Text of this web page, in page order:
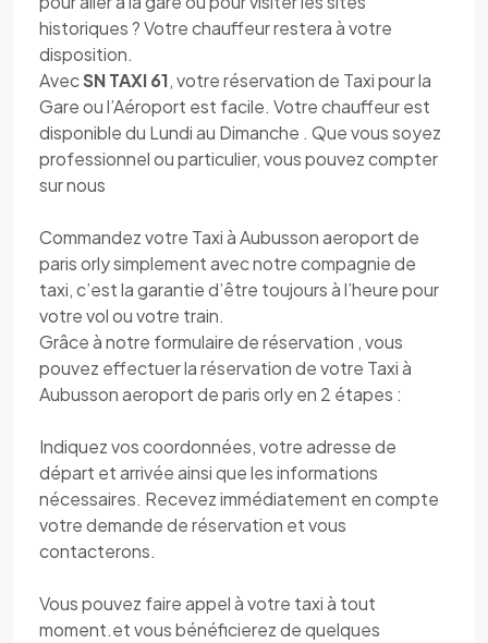
historiques ? Votre chauffeur restera à votre
disposition.
AvecSN TAXI 61, votre réservation de Taxi pour la
Gare ou l’Aéroport est facile. Votre chauffeur est
disponible du Lundi au Dimanche . Que vous soyez
professionnel ou particulier, vous pouvez compter
sur nous
Commandez votre Taxi à Aubusson aeroport de
paris orly simplement avec notre compagnie de
taxi, c’est la garantie d’être toujours à l’heure pour
votre vol ou votre train.
Grâce à notre formulaire de réservation , vous
pouvez effectuer la réservation de votre Taxi à
Aubusson aeroport de paris orly en 2 étapes :
Indiquez vos coordonnées, votre adresse de
départ et arrivée ainsi que les informations
nécessaires. Recevez immédiatement en compte
votre demande de réservation et vous
contacterons.
Vous pouvez faire appel à votre taxi à tout
moment.et vous bénéficierez de quelques